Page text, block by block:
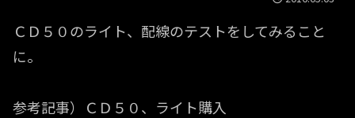
ＣＤ５０のライト、配線のテストをしてみること
に。
参考記事）ＣＤ５０、ライト購入